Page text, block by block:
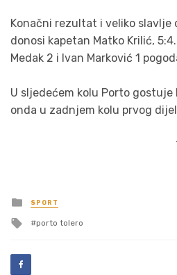
Konačni rezultat i veliko slavlje
donosi kapetan Matko Krilić,
Medak 2 i Ivan Marković 1
U sljedećem kolu Porto gostuje
onda u zadnjem kolu prvog
Posted
in
SPORT
Tagged
porto tolero